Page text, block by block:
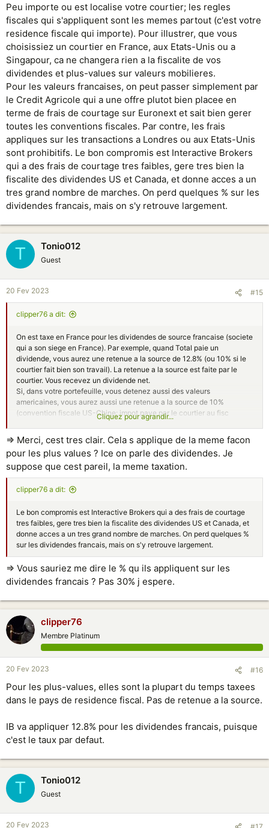
Peu importe ou est localise votre courtier; les regles
fiscales qui s'appliquent sont les memes partout (c'est votre
residence fiscale qui importe). Pour illustrer, que vous
choisissiez un courtier en France, aux Etats-Unis ou a
Singapour, ca ne changera rien a la fiscalite de vos
dividendes et plus-values sur valeurs mobilieres.
Pour les valeurs francaises, on peut passer simplement par
le Credit Agricole qui a une offre plutot bien placee en
terme de frais de courtage sur Euronext et sait bien gerer
toutes les conventions fiscales. Par contre, les frais
appliques sur les transactions a Londres ou aux Etats-Unis
sont prohibitifs. Le bon compromis est Interactive Brokers
qui a des frais de courtage tres faibles, gere tres bien la
fiscalite des dividendes US et Canada, et donne acces a un
tres grand nombre de marches. On perd quelques % sur les
dividendes francais, mais on s'y retrouve largement.
T Tonio012
Guest
20 Fev 2023 #15
clipper76 a dit:
On est taxe en France pour les dividendes de source francaise (societe
qui a son siege en France). Par exemple, quand Total paie un
dividende, vous aurez une retenue a la source de 12.8% (ou 10% si le
courtier fait bien son travail). La retenue a la source est faite par le
courtier. Vous recevez un dividende net.
Si, dans votre portefeuille, vous detenez aussi des valeurs
americaines, vous aurez aussi une retenue a la source de 10%
(convention fiscale US-Chine; impot paye par le courtier au fisc
americain). Si votre courtier ne sait pas gerer cette convention fiscale,
la retenue a la source par defaut est de 30%.
Cliquez pour agrandir...
=> Merci, cest tres clair. Cela s applique de la meme facon
pour les plus values ? Ice on parle des dividendes. Je
suppose que cest pareil, la meme taxation.
clipper76 a dit:
Le bon compromis est Interactive Brokers qui a des frais de courtage
tres faibles, gere tres bien la fiscalite des dividendes US et Canada, et
donne acces a un tres grand nombre de marches. On perd quelques %
sur les dividendes francais, mais on s'y retrouve largement.
=> Vous sauriez me dire le % qu ils appliquent sur les
dividendes francais ? Pas 30% j espere.
clipper76
Membre Platinum
20 Fev 2023 #16
Pour les plus-values, elles sont la plupart du temps taxees
dans le pays de residence fiscal. Pas de retenue a la source.
IB va appliquer 12.8% pour les dividendes francais, puisque
c'est le taux par defaut.
T Tonio012
Guest
20 Fev 2023